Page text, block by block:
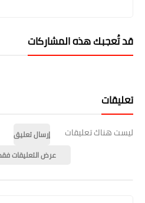
قد تُعجبك هذه المشاركات
تعليقات
ليست هناك تعليقات
إرسال تعليق
عرض التعليقات